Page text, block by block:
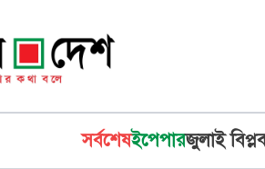
সর্বশেষইপেপারজুলাই